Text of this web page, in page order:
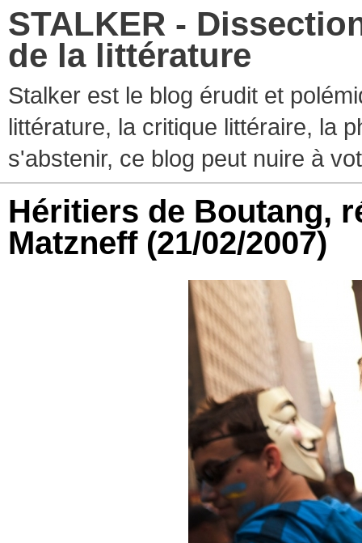
STALKER -
de la littérature
Stalker est le blog érudit et
littérature, la critique littéraire, la
s'abstenir, ce blog peut nuire à
Héritiers de Boutang,
Matzneff (21/02/2007)